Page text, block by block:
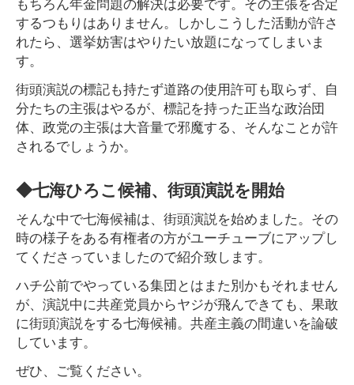
するつもりはありません。しかしこうした活動が許さ
れたら、選挙妨害はやりたい放題になってしまいま
す。
街頭演説の標記も持たず道路の使用許可も取らず、自
分たちの主張はやるが、標記を持った正当な政治団
体、政党の主張は大音量で邪魔する、そんなことが許
されるでしょうか。
◆七海ひろこ候補、街頭演説を開始
そんな中で七海候補は、街頭演説を始めました。その
時の様子をある有権者の方がユーチューブにアップし
てくださっていましたので紹介致します。
ハチ公前でやっている集団とはまた別かもそれません
が、演説中に共産党員からヤジが飛んできても、果敢
に街頭演説をする七海候補。共産主義の間違いを論破
しています。
ぜひ、ご覧ください。